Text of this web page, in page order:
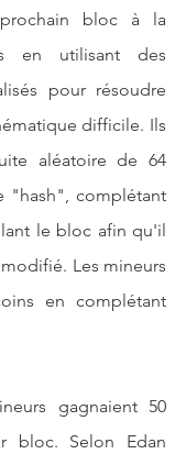
bloc à la
en utilisant des
pour résoudre
difficile. Ils
aléatoire de 64
"hash", complétant
le bloc afin qu'il
Les mineurs
en complétant
gagnaient 50
bloc. Selon Edan